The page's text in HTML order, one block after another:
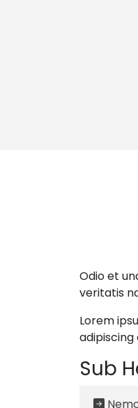
Odio et
veritatis
Lorem
Sub